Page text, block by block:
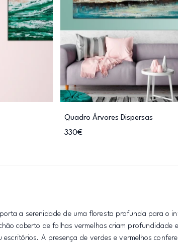
Quadro Árvores Dispersas
330€
a serenidade de uma floresta profunda para o
coberto de folhas vermelhas criam profundidade
escritórios. A presença de verdes e vermelhos